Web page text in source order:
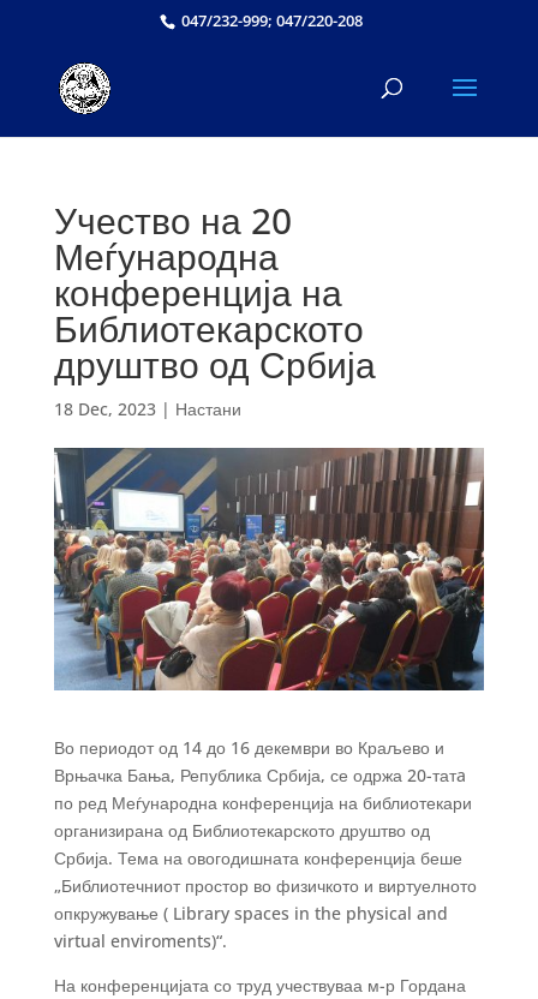
047/232-999; 047/220-208
Учество на 20
Меѓународна
конференција на
Библиотекарското
друштво од Србија
18 Dec, 2023| Настани
Во периодот од 14 до 16 декември во Краљево и
Врњачка Бања, Република Србија, се одржа 20-татa
по ред Меѓународна конференција на библиотекари
организирана од Библиотекарското друштво од
Србија. Тема на овогодишната конференција беше
„Библиотечниот простор во физичкото и виртуелното
опкружување ( Library spaces in the physical and
virtual enviroments)“.
На конференцијата со труд учествуваа м-р Гордана